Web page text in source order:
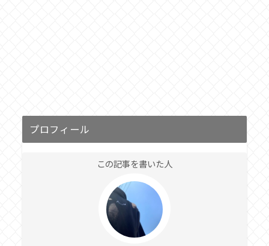
プロフィール
この記事を書いた人